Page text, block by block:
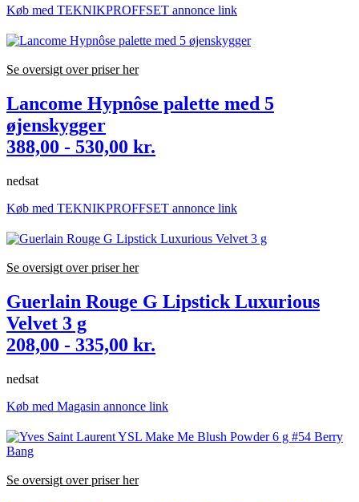
Køb med TEKNIKPROFFSET annonce link
Se oversigt over priser her
Lancome Hypnôse palette med 5
øjenskygger
388,00 - 530,00 kr.
nedsat
Køb med TEKNIKPROFFSET annonce link
Se oversigt over priser her
Guerlain Rouge G Lipstick Luxurious
Velvet 3 g
208,00 - 335,00 kr.
nedsat
Køb med Magasin annonce link
Se oversigt over priser her